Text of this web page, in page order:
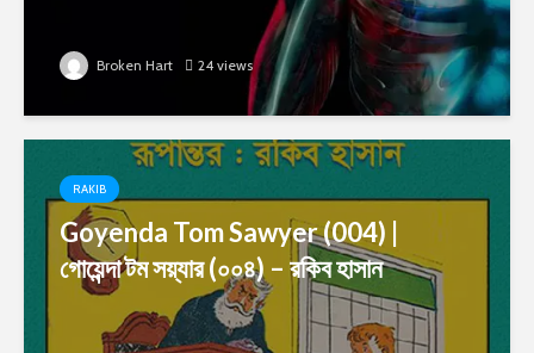
Broken Hart 24 views
RAKIB
Goyenda Tom Sawyer (004) |
গোয়েন্দা টম সয়্যার (০০৪) – রকিব হাসান